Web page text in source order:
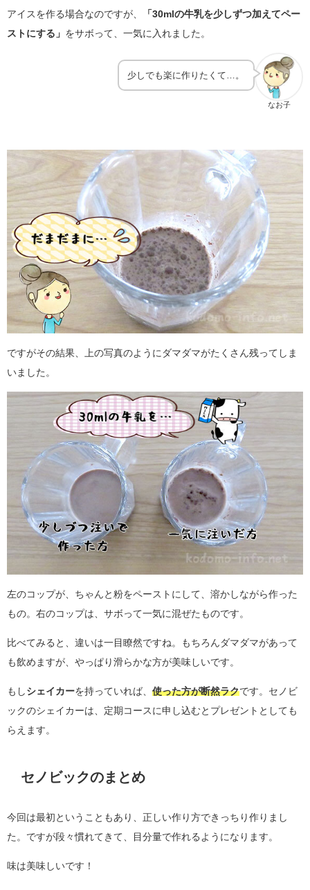
アイスを作る場合なのですが、
「30mlの牛乳を少しずつ加えてペー
ストにする」 をサボって、一気に入れました。
なお子
少しでも楽に作りたくて…。
ですがその結果、上の写真のようにダマダマがたくさん残ってしま
いました。
左のコップが、ちゃんと粉をペーストにして、溶かしながら作った
もの。右のコップは、サボって一気に混ぜたものです。
比べてみると、違いは一目瞭然ですね。もちろんダマダマがあって
も飲めますが、やっぱり滑らかな方が美味しいです。
もし シェイカーを持っていれば、 使った方が断然ラクです。セノビ
ックのシェイカーは、定期コースに申し込むとプレゼントとしても
らえます。
セノビックのまとめ
今回は最初ということもあり、正しい作り方できっちり作りまし
た。ですが段々慣れてきて、目分量で作れるようになります。
味は美味しいです！